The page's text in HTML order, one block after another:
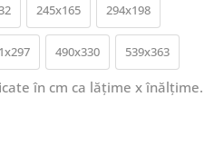
245x165 294x198
490x330 539x363
în cm ca lățime x înălțime.